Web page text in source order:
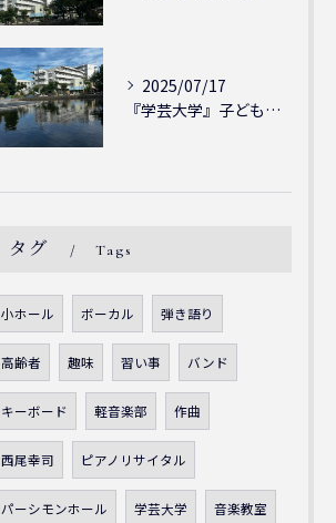
2025/07/17
『学芸大学』子どもには子どもの表現が大切！シェリー・アーツ音...
タグ Tags
小ホール ボーカル 弾き語り
高齢者 趣味 習い事 バンド
キーボード 軽音楽部 作曲
西尾幸司 ピアノリサイタル
パーシモンホール 学芸大学 音楽教室